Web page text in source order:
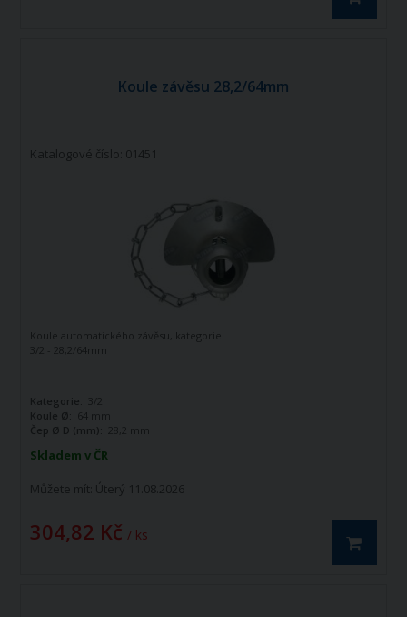
Koule závěsu 28,2/64mm
Katalogové číslo: 01451
Skladem v ČR
Můžete mít: Úterý 11.08.2026
304,82 Kč / ks
Koule automatického závěsu, kategorie
3/2 - 28,2/64mm
Kategorie:
Koule Ø: 64 mm
Čep Ø D (mm):
28,2 mm